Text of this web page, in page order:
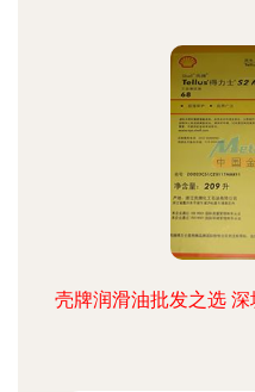
壳牌润滑油批发之选